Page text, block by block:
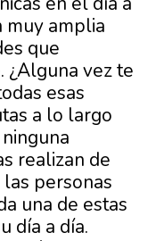
muy amplia
que
¿Alguna vez te
esas
a lo largo
realizan de
personas
una de estas
día a día.